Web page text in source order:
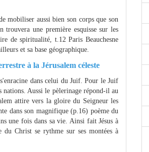
mobiliser aussi bien son corps que son
une première esquisse sur les
de spiritualité, t.12 Paris Beauchesne
et sa base géographique.
à la Jérusalem céleste
dans celui du Juif. Pour le Juif
nations. Aussi le pèlerinage répond-il au
attire vers la gloire du Seigneur les
dans son magnifique (p.16) poème du
une fois dans sa vie. Ainsi fait Jésus à
Christ se rythme sur ses montées à